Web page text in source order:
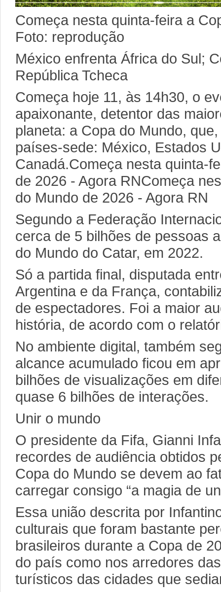
Começa nesta quinta-feira a
Foto: reprodução
México enfrenta África do Sul;
República Tcheca
Começa hoje 11, às 14h30, o
apaixonante, detentor das
planeta: a Copa do Mundo,
países-sede: México, Estados
Canadá.Começa nesta quinta-
de 2026 - Agora RNComeça
do Mundo de 2026 - Agora RN
Segundo a Federação
cerca de 5 bilhões de pessoas
do Mundo do Catar, em 2022.
Só a partida final, disputada
Argentina e da França,
de espectadores. Foi a maior
história, de acordo com o
No ambiente digital, também
alcance acumulado ficou em
bilhões de visualizações em
quase 6 bilhões de interações.
Unir o mundo
O presidente da Fifa, Gianni
recordes de audiência obtidos
Copa do Mundo se devem ao
carregar consigo “a magia de
Essa união descrita por
culturais que foram bastante
brasileiros durante a Copa de
do país como nos arredores
turísticos das cidades que